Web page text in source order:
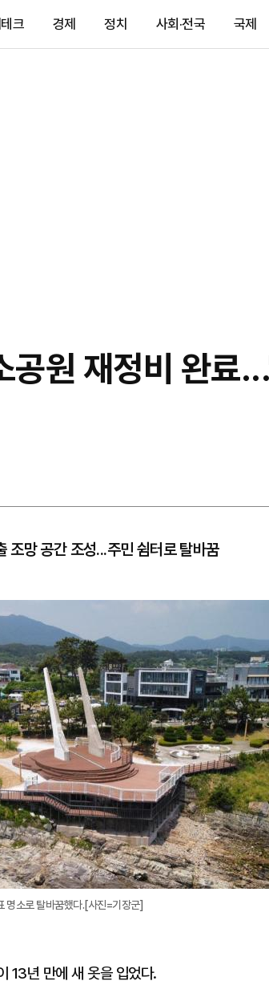
크 경제 정치 사회·전국 국제
원 재정비 완료
조망 공간 조성...주민 쉼터로 탈바꿈
명소로 탈바꿈했다.[사진=기장군]
13년 만에 새 옷을 입었다.